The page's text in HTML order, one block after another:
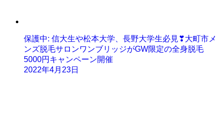
保護中: 信大生や松本大学、長野大学生必見❣大町市メ
ンズ脱毛サロンワンブリッジがGW限定の全身脱毛
5000円キャンペーン開催
2022年4月23日